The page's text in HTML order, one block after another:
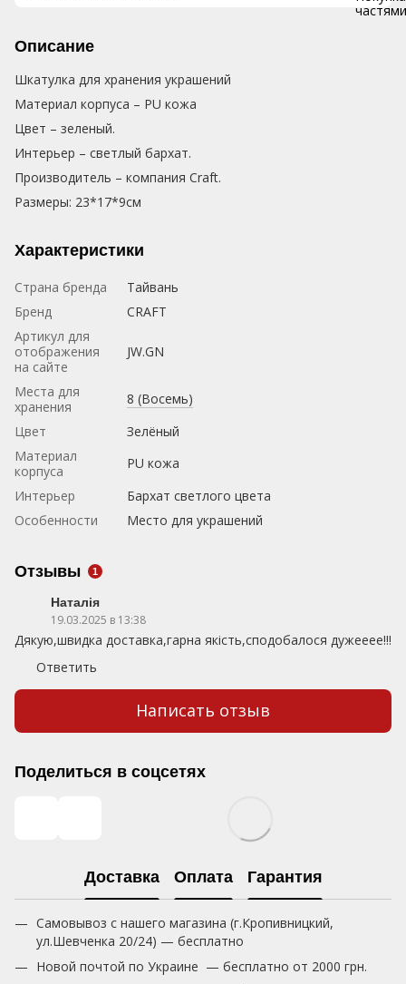
Описание
Шкатулка для хранения украшений
Материал корпуса – PU кожа
Цвет – зеленый.
Интерьер – светлый бархат.
Производитель – компания Craft.
Размеры: 23*17*9см
Характеристики
Страна бренда
Тайвань
Бренд
CRAFT
Артикул для
отображения
на сайте
JW.GN
Места для
хранения
8 (Восемь)
Цвет
Зелёный
Материал
корпуса
PU кожа
Интерьер
Бархат светлого цвета
Особенности
Место для украшений
Отзывы 1
Наталія
19.03.2025 в 13:38
Дякую,швидка доставка,гарна якість,сподобалося дужееее!!!
Ответить
Написать отзыв
Поделиться в соцсетях
Доставка Оплата Гарантия
Самовывоз с нашего магазина (г.Кропивницкий,
ул.Шевченка 20/24) — бесплатно
Новой почтой по Украине — бесплатно от 2000 грн.